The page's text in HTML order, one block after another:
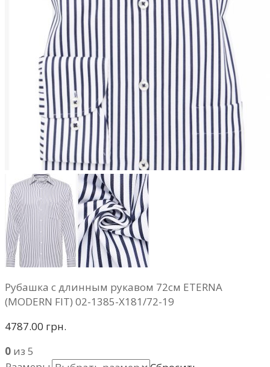
Рубашка с длинным рукавом 72см ETERNA
(MODERN FIT) 02-1385-X181/72-19
4787.00 грн.
0 из 5